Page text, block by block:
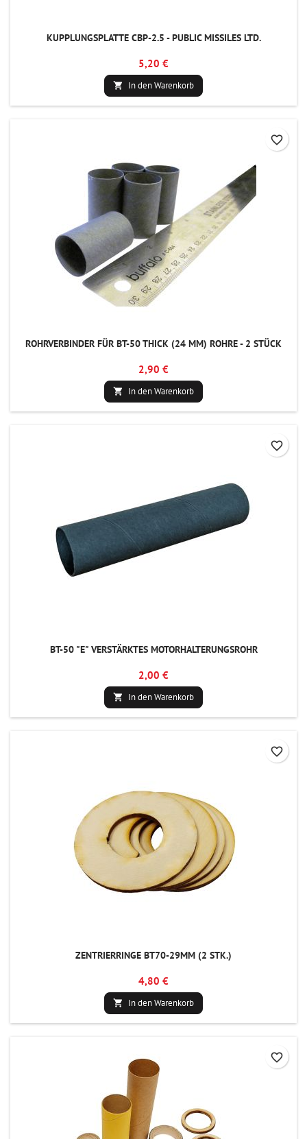
KUPPLUNGSPLATTE CBP-2.5 - PUBLIC MISSILES LTD.
5,20 €
 In den Warenkorb
ROHRVERBINDER FÜR BT-50 THICK (24 MM) ROHRE - 2 STÜCK
2,90 €
 In den Warenkorb
favorite_border
BT-50 "E" VERSTÄRKTES MOTORHALTERUNGSROHR
2,00 €
 In den Warenkorb
favorite_border
ZENTRIERRINGE BT70-29MM (2 STK.)
4,80 €
 In den Warenkorb
favorite_border
favorite_border